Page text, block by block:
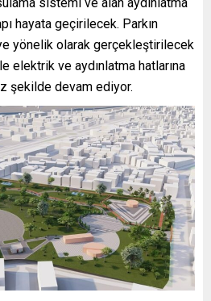
hayata geçirilecek. Parkın
yönelik olarak gerçekleştirilecek
elektrik ve aydınlatma hatlarına
şekilde devam ediyor.